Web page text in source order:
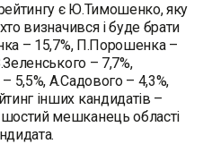
є Ю.Тимошенко, яку
визначився і буде брати
– 15,7%, П.Порошенка –
– 7,7%,
5,5%, А.Садового – 4,3%,
інших кандидатів –
мешканець області